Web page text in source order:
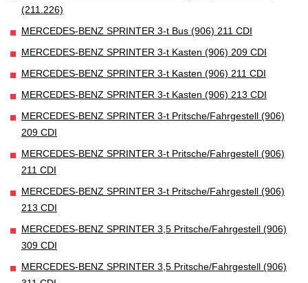
(211.226)
MERCEDES-BENZ SPRINTER 3-t Bus (906) 211 CDI
MERCEDES-BENZ SPRINTER 3-t Kasten (906) 209 CDI
MERCEDES-BENZ SPRINTER 3-t Kasten (906) 211 CDI
MERCEDES-BENZ SPRINTER 3-t Kasten (906) 213 CDI
MERCEDES-BENZ SPRINTER 3-t Pritsche/Fahrgestell (906)
209 CDI
MERCEDES-BENZ SPRINTER 3-t Pritsche/Fahrgestell (906)
211 CDI
MERCEDES-BENZ SPRINTER 3-t Pritsche/Fahrgestell (906)
213 CDI
MERCEDES-BENZ SPRINTER 3,5 Pritsche/Fahrgestell (906)
309 CDI
MERCEDES-BENZ SPRINTER 3,5 Pritsche/Fahrgestell (906)